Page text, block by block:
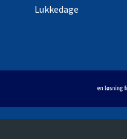
Lukkedage